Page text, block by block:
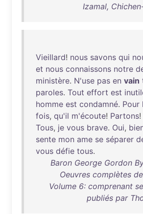
Izamal,
Vieillard! nous savons qui
et nous connaissons notre
ministère. N'use pas en vain
paroles. Tout effort est
homme est condamné. Pour
fois, qu'il m'écoute! Partons!
Tous, je vous brave. Oui,
sente mon ame se séparer
vous défie tous.
Baron George Gordon
Oeuvres complètes
Volume 6: comprenant
publiés par